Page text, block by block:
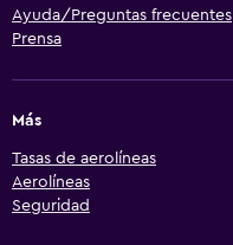
Ayuda/Preguntas frecuentes
Prensa
Más
Tasas de aerolíneas
Aerolíneas
Seguridad